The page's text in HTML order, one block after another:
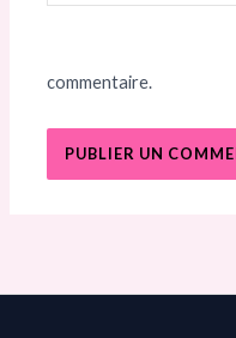
Internet
commentaire.